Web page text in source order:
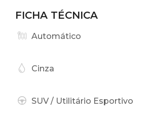
FICHA TÉCNICA
Automático
Cinza
SUV / Utilitário Esportivo